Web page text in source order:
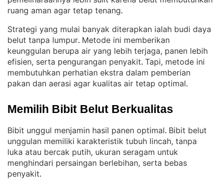
ruang aman agar tetap tenang.
Strategi yang mulai banyak diterapkan ialah budi daya
belut tanpa lumpur. Metode ini memberikan
keunggulan berupa air yang lebih terjaga, panen lebih
efisien, serta pengurangan penyakit. Tapi, metode ini
membutuhkan perhatian ekstra dalam pemberian
pakan dan aerasi agar kualitas air tetap optimal.
Memilih Bibit Belut Berkualitas
Bibit unggul menjamin hasil panen optimal. Bibit belut
unggulan memiliki karakteristik tubuh lincah, tanpa
luka atau bercak putih, ukuran seragam untuk
menghindari persaingan berlebihan, serta bebas
penyakit.